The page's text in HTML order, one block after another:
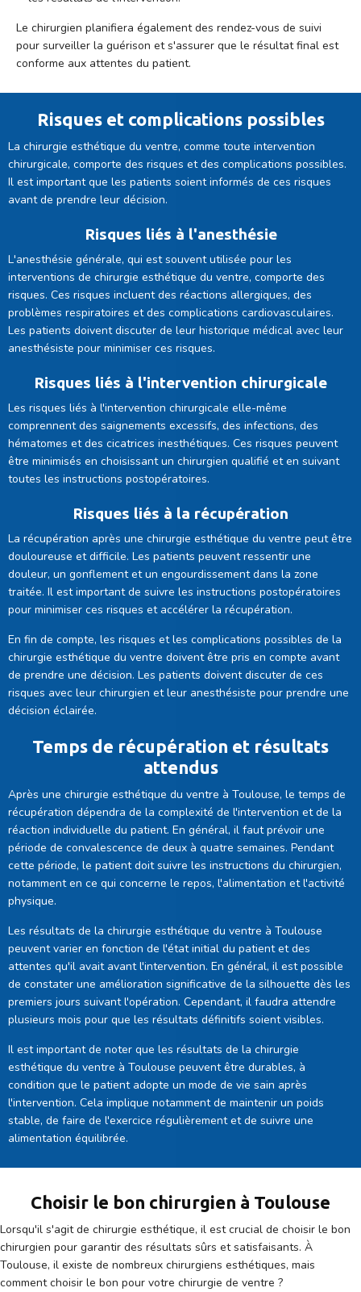
Le chirurgien planifiera également des rendez-vous de suivi
pour surveiller la guérison et s'assurer que le résultat final est
conforme aux attentes du patient.
Risques et complications possibles
La chirurgie esthétique du ventre, comme toute intervention
chirurgicale, comporte des risques et des complications possibles.
Il est important que les patients soient informés de ces risques
avant de prendre leur décision.
Risques liés à l'anesthésie
L'anesthésie générale, qui est souvent utilisée pour les
interventions de chirurgie esthétique du ventre, comporte des
risques. Ces risques incluent des réactions allergiques, des
problèmes respiratoires et des complications cardiovasculaires.
Les patients doivent discuter de leur historique médical avec leur
anesthésiste pour minimiser ces risques.
Risques liés à l'intervention chirurgicale
Les risques liés à l'intervention chirurgicale elle-même
comprennent des saignements excessifs, des infections, des
hématomes et des cicatrices inesthétiques. Ces risques peuvent
être minimisés en choisissant un chirurgien qualifié et en suivant
toutes les instructions postopératoires.
Risques liés à la récupération
La récupération après une chirurgie esthétique du ventre peut être
douloureuse et difficile. Les patients peuvent ressentir une
douleur, un gonflement et un engourdissement dans la zone
traitée. Il est important de suivre les instructions postopératoires
pour minimiser ces risques et accélérer la récupération.
En fin de compte, les risques et les complications possibles de la
chirurgie esthétique du ventre doivent être pris en compte avant
de prendre une décision. Les patients doivent discuter de ces
risques avec leur chirurgien et leur anesthésiste pour prendre une
décision éclairée.
Temps de récupération et résultats
attendus
Après une chirurgie esthétique du ventre à Toulouse, le temps de
récupération dépendra de la complexité de l'intervention et de la
réaction individuelle du patient. En général, il faut prévoir une
période de convalescence de deux à quatre semaines. Pendant
cette période, le patient doit suivre les instructions du chirurgien,
notamment en ce qui concerne le repos, l'alimentation et l'activité
physique.
Les résultats de la chirurgie esthétique du ventre à Toulouse
peuvent varier en fonction de l'état initial du patient et des
attentes qu'il avait avant l'intervention. En général, il est possible
de constater une amélioration significative de la silhouette dès les
premiers jours suivant l'opération. Cependant, il faudra attendre
plusieurs mois pour que les résultats définitifs soient visibles.
Il est important de noter que les résultats de la chirurgie
esthétique du ventre à Toulouse peuvent être durables, à
condition que le patient adopte un mode de vie sain après
l'intervention. Cela implique notamment de maintenir un poids
stable, de faire de l'exercice régulièrement et de suivre une
alimentation équilibrée.
Choisir le bon chirurgien à Toulouse
Lorsqu'il s'agit de chirurgie esthétique, il est crucial de choisir le bon
chirurgien pour garantir des résultats sûrs et satisfaisants. À
Toulouse, il existe de nombreux chirurgiens esthétiques, mais
comment choisir le bon pour votre chirurgie de ventre ?